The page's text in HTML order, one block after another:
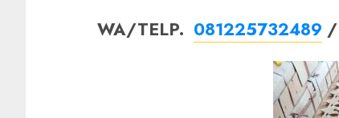
WA/TELP. 081225732489 /